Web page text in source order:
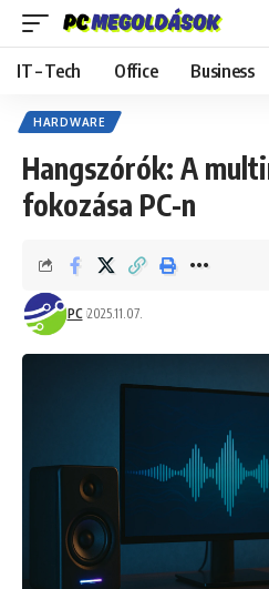
IT – Tech Office Business
HARDWARE
Hangszórók: A
fokozása PC-n
PC 2025.11.07.